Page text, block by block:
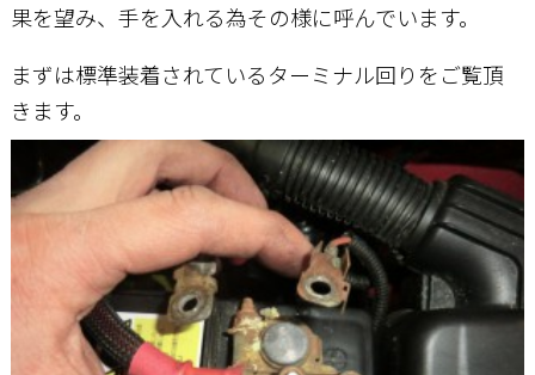
果を望み、手を入れる為その様に呼んでいます。
まずは標準装着されているターミナル回りをご覧頂
きます。